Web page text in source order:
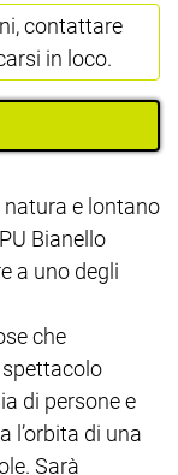
contattare
in loco.
e lontano
Bianello
a uno degli
che
spettacolo
di persone e
l’orbita di una
Sarà